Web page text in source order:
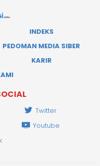
INDEKS
PEDOMAN MEDIA SIBER
KARIR
Twitter
Youtube